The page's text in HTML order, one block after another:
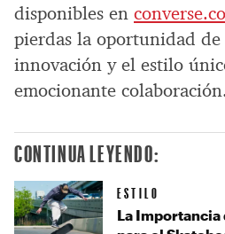
disponibles en
pierdas la oportunidad
innovación y el estilo
emocionante colaboración.
CONTINUA LEYENDO:
ESTILO
La Importancia